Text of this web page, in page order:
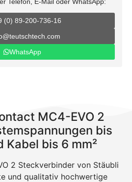
(0) 89-200-736-16
WhatsApp
MC4-EVO 2
bis
Kabel bis 6 mm²
2 Steckverbinder von Stäubli
und qualitativ hochwertige